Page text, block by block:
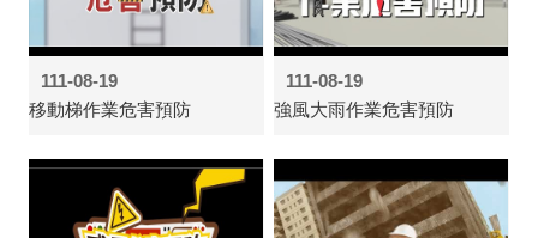
111-08-19
移動梯作業危害預防
111-08-19
強風大雨作業危害預防